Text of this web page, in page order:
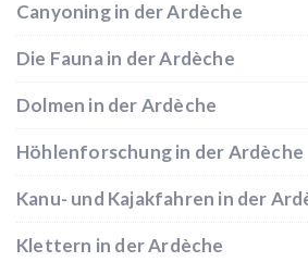
Canyoning in der Ardèche
Die Fauna in der Ardèche
Dolmen in der Ardèche
Höhlenforschung in der Ardèche
Kanu- und Kajakfahren in der
Klettern in der Ardèche